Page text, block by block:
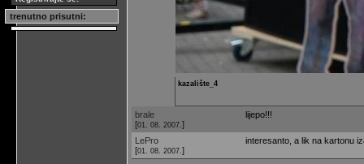
trenutno prisutni:
kazalište_4
brale
[01. 08. 2007. ]
lijepo!!!
LePro
[01. 08. 2007. ]
interesanto, a lik na kartonu